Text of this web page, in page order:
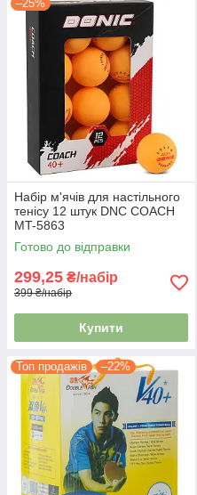
–25%
Набір м'ячів для настільного
тенісу 12 штук DNC COACH
MT-5863
Готово до відправки
299,25 ₴/набір
399 ₴/набір
Купити
Топ продажів –22%